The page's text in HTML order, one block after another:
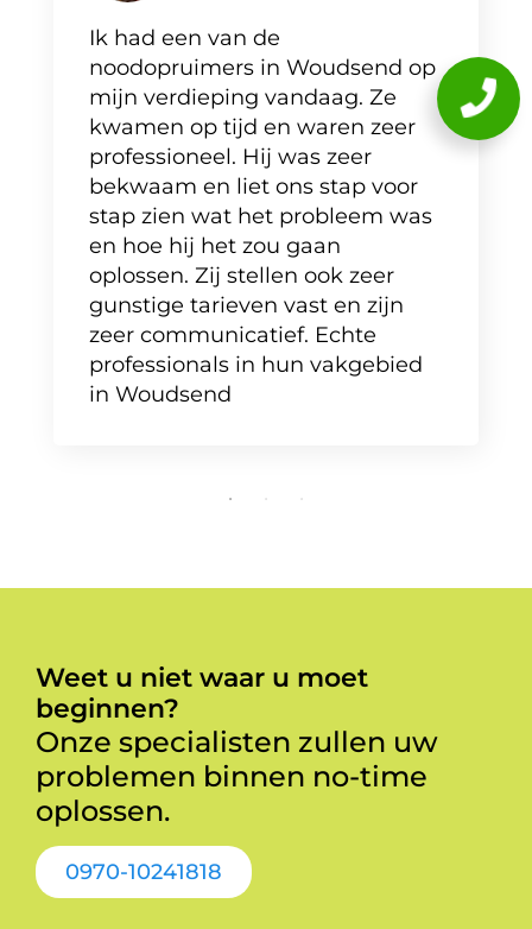
Ik had een van de
noodopruimers in Woudsend op
mijn verdieping vandaag. Ze
kwamen op tijd en waren zeer
professioneel. Hij was zeer
bekwaam en liet ons stap voor
stap zien wat het probleem was
en hoe hij het zou gaan
oplossen. Zij stellen ook zeer
gunstige tarieven vast en zijn
zeer communicatief. Echte
professionals in hun vakgebied
in Woudsend
Weet u niet waar u moet
beginnen?
Onze specialisten zullen uw
problemen binnen no-time
oplossen.
0970-10241818